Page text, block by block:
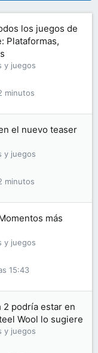
los juegos de
Plataformas,
y juegos
minutos
el nuevo teaser
y juegos
minutos
más
y juegos
15:43
2 podría estar en
Wool lo sugiere
y juegos